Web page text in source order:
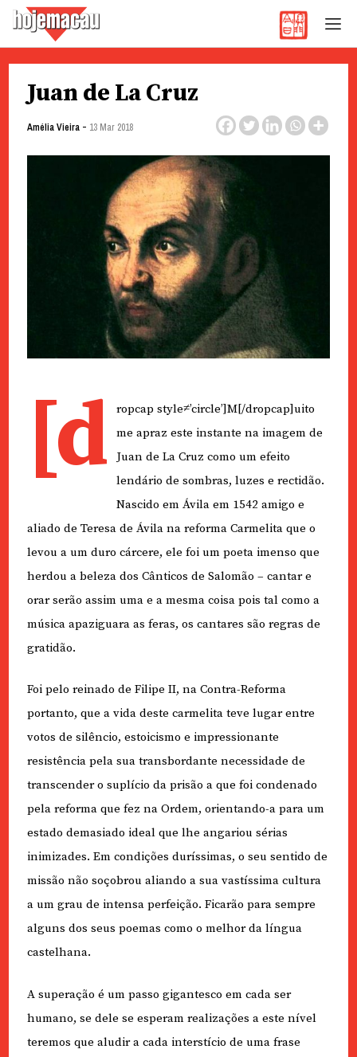
Juan de La Cruz
Amélia Vieira- 13 Mar 2018
[d
ropcap style≠’circle’]M[/dropcap]uito
me apraz este instante na imagem de
Juan de La Cruz como um efeito
lendário de sombras, luzes e rectidão.
Nascido em Ávila em 1542 amigo e
aliado de Teresa de Ávila na reforma Carmelita que o
levou a um duro cárcere, ele foi um poeta imenso que
herdou a beleza dos Cânticos de Salomão – cantar e
orar serão assim uma e a mesma coisa pois tal como a
música apaziguara as feras, os cantares são regras de
gratidão.
Foi pelo reinado de Filipe II, na Contra-Reforma
portanto, que a vida deste carmelita teve lugar entre
votos de silêncio, estoicismo e impressionante
resistência pela sua transbordante necessidade de
transcender o suplício da prisão a que foi condenado
pela reforma que fez na Ordem, orientando-a para um
estado demasiado ideal que lhe angariou sérias
inimizades. Em condições duríssimas, o seu sentido de
missão não soçobrou aliando a sua vastíssima cultura
a um grau de intensa perfeição. Ficarão para sempre
alguns dos seus poemas como o melhor da língua
castelhana.
A superação é um passo gigantesco em cada ser
humano, se dele se esperam realizações a este nível
teremos que aludir a cada interstício de uma frase